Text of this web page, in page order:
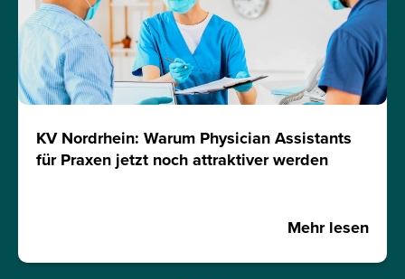
KV Nordrhein: Warum Physician Assistants
für Praxen jetzt noch attraktiver werden
Mehr lesen